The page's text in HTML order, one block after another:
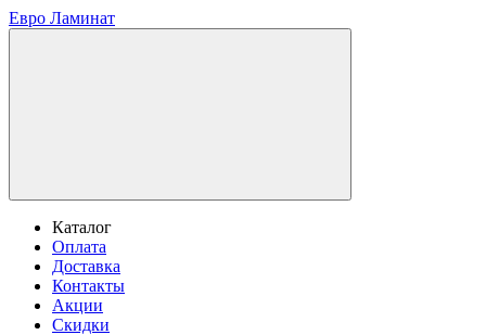
Евро Ламинат
Каталог
Оплата
Доставка
Контакты
Акции
Скидки